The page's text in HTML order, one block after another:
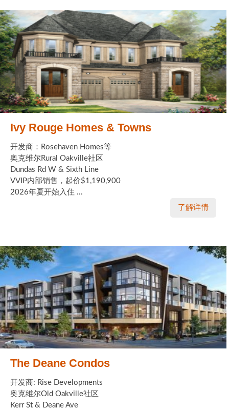
Ivy Rouge Homes & Towns
开发商：Rosehaven Homes等
奥克维尔Rural Oakville社区
Dundas Rd W & Sixth Line
VVIP内部销售，起价$1,190,900
2026年夏开始入住 ...
了解详情
The Deane Condos
开发商: Rise Developments
奥克维尔Old Oakville社区
Kerr St & Deane Ave